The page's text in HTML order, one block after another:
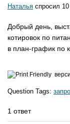
Наталья спросил
Добрый день,
котировок по
в план-график по
Question Tags:
1 ответ